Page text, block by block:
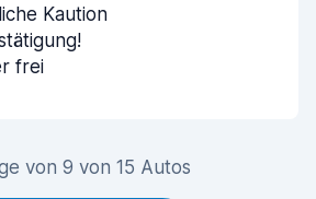
Kaution
frei
von 9 von 15 Autos